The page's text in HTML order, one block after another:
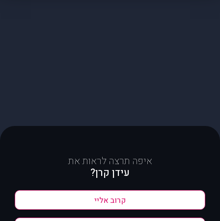
איפה תרצה לראות את
עידן קרן?